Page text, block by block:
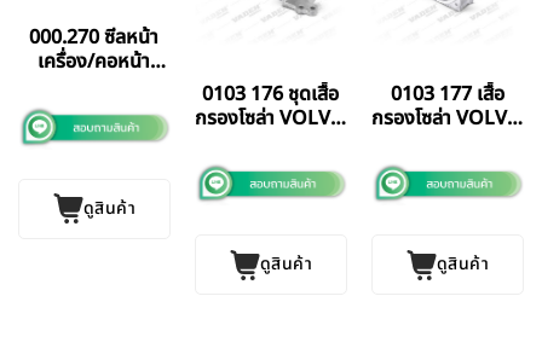
000.270 ซีลหน้า
เครื่อง/คอหน้า
VOLVO
FM9/FM12/B12B
ดูสินค้า
0103 176 ชุดเสื้อ
กรองโซล่า VOLVO
VADEN TURKEY
ดูสินค้า
0103 177 เสื้อ
กรองโซล่า VOLVO
VADEN TURKEY
ดูสินค้า